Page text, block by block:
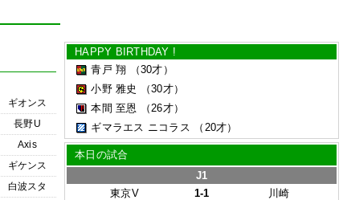
ギオンス
長野U
Axis
ギケンス
白波スタ
HAPPY BIRTHDAY !
青戸 翔
（30才）
小野 雅史
（30才）
本間 至恩
（26才）
ギマラエス ニコラス
（20才）
本日の試合
J1
東京V
1-1
川崎